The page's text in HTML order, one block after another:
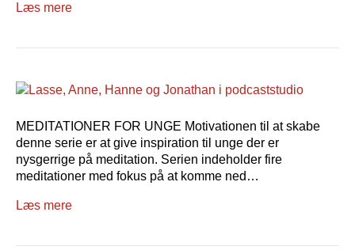
Læs mere
MEDITATIONER FOR UNGE Motivationen til at skabe
denne serie er at give inspiration til unge der er
nysgerrige på meditation. Serien indeholder fire
meditationer med fokus på at komme ned…
Læs mere